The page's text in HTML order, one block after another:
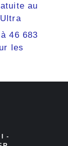
au
46 683
les
-